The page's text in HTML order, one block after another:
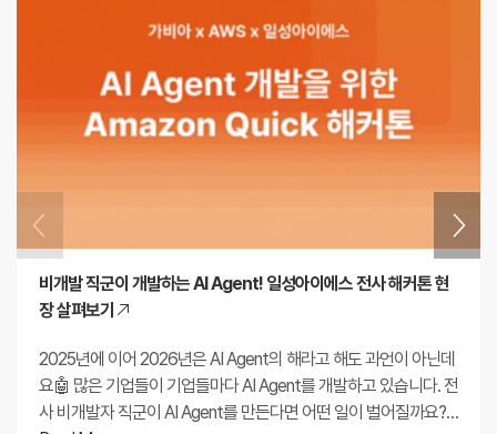
비개발 직군이 개발하는 AI Agent! 일성아이에스 전사 해커톤 현
장 살펴보기
2025년에 이어 2026년은 AI Agent의 해라고 해도 과언이 아닌데
요🤖 많은 기업들이 기업들마다 AI Agent를 개발하고 있습니다. 전
사 비개발자 직군이 AI Agent를 만든다면 어떤 일이 벌어질까요?